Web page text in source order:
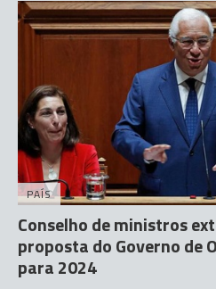
PAÍS
Conselho de ministros
proposta do Governo de
para 2024